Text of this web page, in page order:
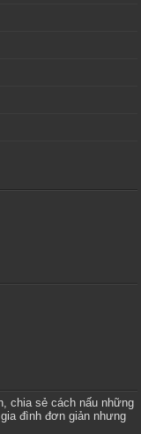
chia sẻ cách nấu những
đình đơn giản nhưng